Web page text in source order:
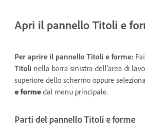
Apri il pannello Titoli e
Per aprire il pannello Titoli e forme:
Titoli nella barra sinistra dell’area di
superiore dello schermo oppure seleziona
e forme dal menu principale.
Parti del pannello Titoli e forme